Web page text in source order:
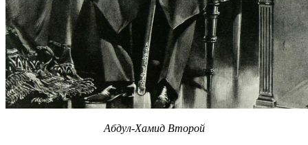
Абдул-Хамид Второй